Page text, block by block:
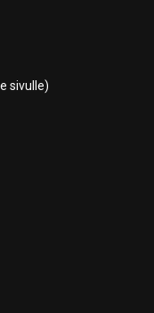
sivulle)